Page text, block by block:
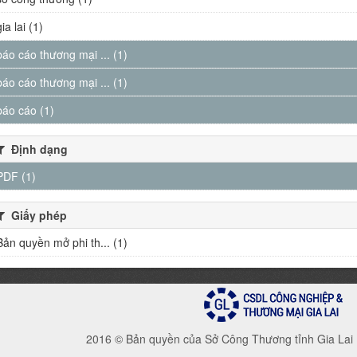
lai (1)
cáo thương mại ... (1)
cáo thương mại ... (1)
cáo (1)
Định dạng
(1)
Giấy phép
quyền mở phi th... (1)
2016 © Bản quyền của Sở Công Thương tỉnh Gia Lai